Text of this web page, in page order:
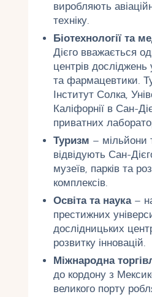
виробляють
техніку.
Біотехнології та
Дієго вважається
центрів
та фармацевтики.
Інститут Солка,
Каліфорнії в Сан-
приватних
Туризм – мільйони
відвідують Сан-
музеїв, парків та
комплексів.
Освіта та наука–
престижних
дослідницьких
розвитку інновацій.
Міжнародна
до кордону з
великого порту